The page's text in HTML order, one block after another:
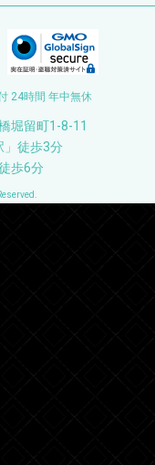
24時間 年中無休
堀留町1-8-11
」徒歩3分
歩6分